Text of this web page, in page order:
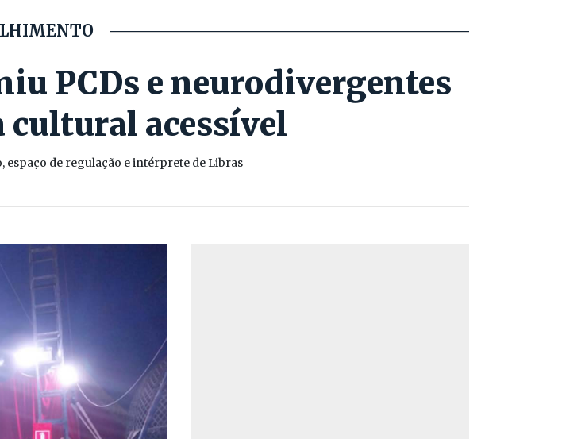
PCDs e neurodivergentes
cultural acessível
espaço de regulação e intérprete de Libras